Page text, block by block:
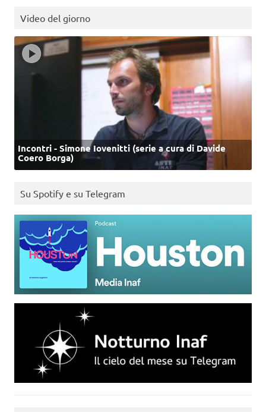
Video del giorno
Incontri - Simone Iovenitti (serie a cura di Davide
Coero Borga)
Su Spotify e su Telegram